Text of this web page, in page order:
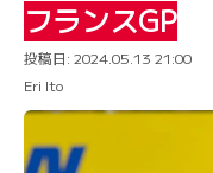
フランスGP
投稿日: 2024.05.13 21:00
Eri Ito